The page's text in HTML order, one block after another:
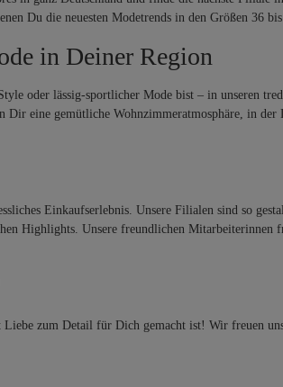
Du die neuesten Modetrends in den Größen 36
in Deiner Region
oder lässig-sportlicher Mode bist – in unseren
eine gemütliche Wohnzimmeratmosphäre, in
Einkaufserlebnis. Unsere Filialen sind so
Highlights. Unsere freundlichen
zum Detail für Dich gemacht ist! Wir freuen